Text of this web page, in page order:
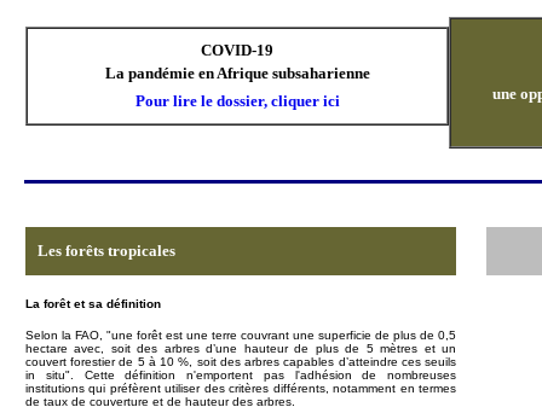
COVID-19
La pandémie en Afrique subsaharienne
Pour lire le dossier, cliquer ici
une
Les forêts tropicales
La forêt et sa définition
Selon la FAO, "une forêt est une terre couvrant une superficie de plus de 0,5
hectare avec, soit des arbres d’une hauteur de plus de 5 mètres et un
couvert forestier de 5 à 10 %, soit des arbres capables d’atteindre ces seuils
in situ". Cette définition n'emportent pas l'adhésion de nombreuses
institutions qui préfèrent utiliser des critères différents, notamment en termes
de taux de couverture et de hauteur des arbres.